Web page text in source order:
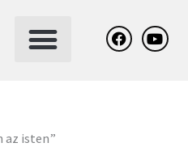
a
c
e
o
u
t
az isten”